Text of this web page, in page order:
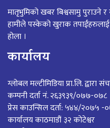
मातृभुमिको खबर बिश्वसामु पुराउने
हामीले पस्केको खुराक
होला ।
कार्यालय
ग्लोबल मल्टीमिडिया प्रा.लि. द्वारा
कम्पनी दर्ता नं. २६३९३९/०७७-०७८
प्रेस काउन्सिल दर्ता: ५४४/२०७५ -
कार्यालय काठमाडौं ३२ कोटेश्वर